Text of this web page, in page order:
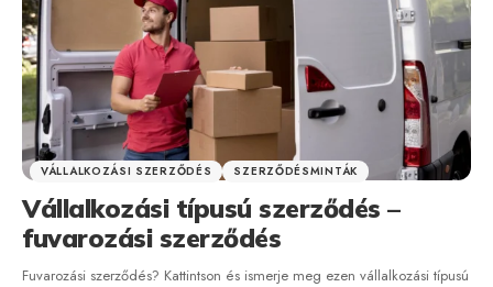
VÁLLALKOZÁSI SZERZŐDÉS SZERZŐDÉSMINTÁK
Vállalkozási típusú szerződés –
fuvarozási szerződés
Fuvarozási szerződés? Kattintson és ismerje meg ezen vállalkozási típusú